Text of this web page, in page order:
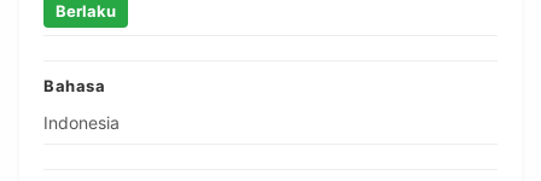
Berlaku
Bahasa
Indonesia